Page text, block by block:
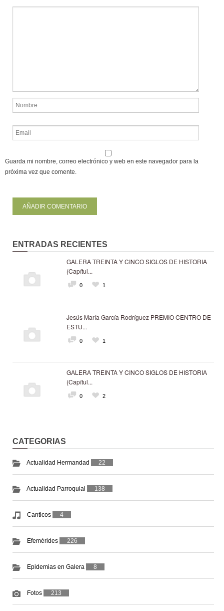
Guarda mi nombre, correo electrónico y web en este navegador para la
próxima vez que comente.
ENTRADAS RECIENTES
GALERA TREINTA Y CINCO SIGLOS DE HISTORIA
(Capítul...
0 1
Jesús María García Rodríguez PREMIO CENTRO DE
ESTU...
0 1
GALERA TREINTA Y CINCO SIGLOS DE HISTORIA
(Capítul...
0 2
CATEGORIAS
Actualidad Hermandad 22
Actualidad Parroquial 138
Canticos 4
Efemérides 226
Epidemias en Galera 8
Fotos 213